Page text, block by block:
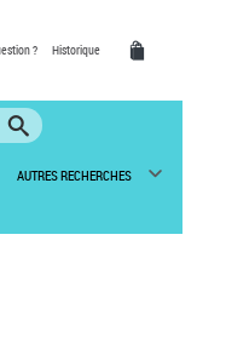
? Historique
AUTRES RECHERCHES